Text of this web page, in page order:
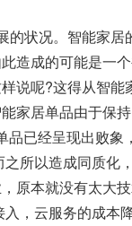
状况。智能家
造成的可能是一
说呢?这得从智
家居单品由于保
已经呈现出败
所以造成同质化
原本就没有太大
，云服务的成本